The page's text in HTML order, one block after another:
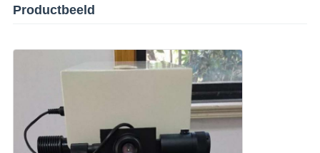
Productbeeld